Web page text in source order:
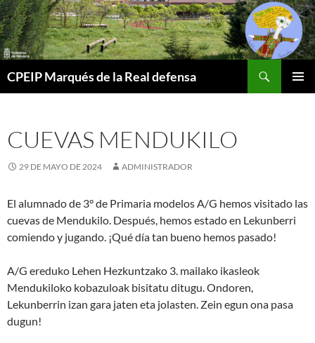
CPEIP Marqués de la Real defensa
CUEVAS MENDUKILO
29 DE MAYO DE 2024 ADMINISTRADOR
El alumnado de 3° de Primaria modelos A/G hemos visitado las
cuevas de Mendukilo. Después, hemos estado en Lekunberri
comiendo y jugando. ¡Qué día tan bueno hemos pasado!
A/G ereduko Lehen Hezkuntzako 3. mailako ikasleok
Mendukiloko kobazuloak bisitatu ditugu. Ondoren,
Lekunberrin izan gara jaten eta jolasten. Zein egun ona pasa
dugun!